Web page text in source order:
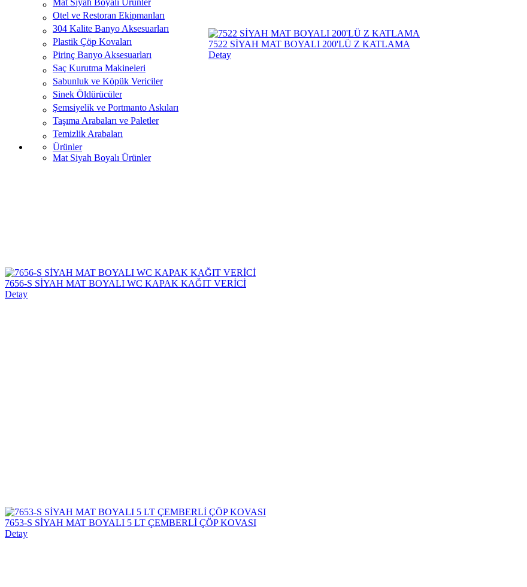
Mat Siyah Boyalı Ürünler
Otel ve Restoran Ekipmanları
304 Kalite Banyo Aksesuarları
Plastik Çöp Kovaları
Pirinç Banyo Aksesuarları
Saç Kurutma Makineleri
Sabunluk ve Köpük Vericiler
Sinek Öldürücüler
Şemsiyelik ve Portmanto Askıları
Taşıma Arabaları ve Paletler
Temizlik Arabaları
Ürünler
Mat Siyah Boyalı Ürünler
7522 SİYAH MAT BOYALI 200'LÜ Z KATLAMA
Detay
7656-S SİYAH MAT BOYALI WC KAPAK KAĞIT VERİCİ
Detay
7653-S SİYAH MAT BOYALI 5 LT ÇEMBERLİ ÇÖP KOVASI
Detay